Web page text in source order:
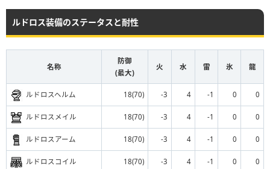
ルドロス装備のステータスと耐性
名称
防御
(最大)
火 水 雷 氷 龍
ルドロスヘルム 18(70) -3 4 -1 0 0
ルドロスメイル 18(70) -3 4 -1 0 0
ルドロスアーム 18(70) -3 4 -1 0 0
ルドロスコイル 18(70) -3 4 -1 0 0